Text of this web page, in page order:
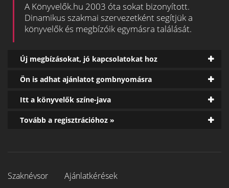
A Könyvelők.hu 2003 óta sokat bizonyított.
Dinamikus szakmai szervezetként segítjük a
könyvelők és megbízóik egymásra találását.
Új megbízásokat, jó kapcsolatokat hoz
Ön is adhat ajánlatot gombnyomásra
Itt a könyvelők színe-java
Tovább a regisztrációhoz »
Szaknévsor
Ajánlatkérések